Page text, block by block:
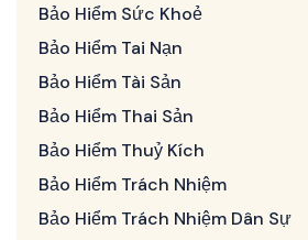
Bảo Hiểm Sức Khoẻ
Bảo Hiểm Tai Nạn
Bảo Hiểm Tài Sản
Bảo Hiểm Thai Sản
Bảo Hiểm Thuỷ Kích
Bảo Hiểm Trách Nhiệm
Bảo Hiểm Trách Nhiệm Dân Sự